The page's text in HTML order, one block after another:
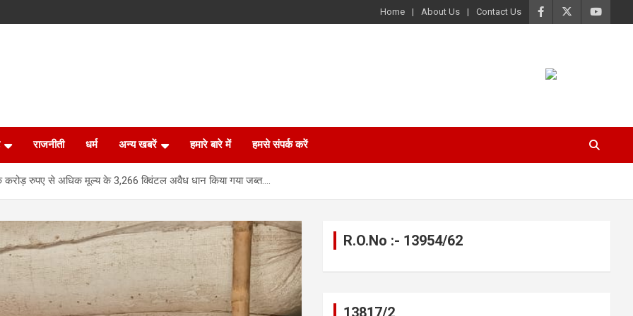
Home About Us Contact Us
राजनीती धर्म अन्य खबरें हमारे बारे में हमसे संपर्क करें
करोड़ रुपए से अधिक मूल्य के 3,266 क्विंटल अवैध धान किया गया जब्त….
R.O.No :- 13954/62
13817/2